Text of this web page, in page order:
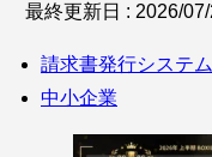
最終更新日 : 2026/
請求書発行システム
中小企業